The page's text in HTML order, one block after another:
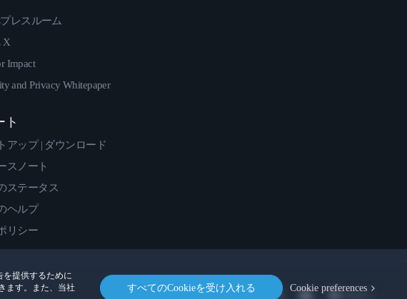
を提供するために
ます。また、当社
すべてのCookieを受け入れる Cookie preferences
レスルーム
X
Impact
and Privacy Whitepaper
ト
アップ | ダウンロード
スノート
ステータス
ヘルプ
リシー
Location